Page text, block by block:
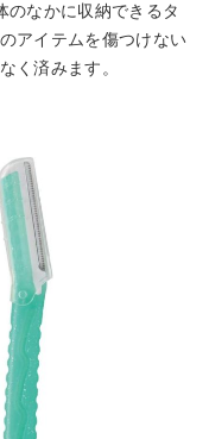
のなかに収納できるタ
アイテムを傷つけない
く済みます。